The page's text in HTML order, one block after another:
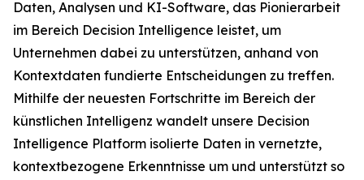
Daten, Analysen und KI-Software, das Pionierarbeit
im Bereich Decision Intelligence leistet, um
Unternehmen dabei zu unterstützen, anhand von
Kontextdaten fundierte Entscheidungen zu treffen.
Mithilfe der neuesten Fortschritte im Bereich der
künstlichen Intelligenz wandelt unsere Decision
Intelligence Platform isolierte Daten in vernetzte,
kontextbezogene Erkenntnisse um und unterstützt so